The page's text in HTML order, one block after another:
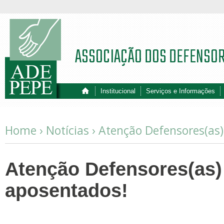
Institucional Serviços e Informações
ASSOCIAÇÃO DOS
Home › Notícias › Atenção
Atenção
aposentados!